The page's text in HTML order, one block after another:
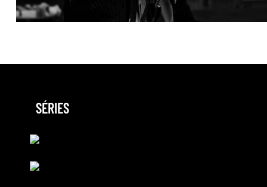
SÉRIES